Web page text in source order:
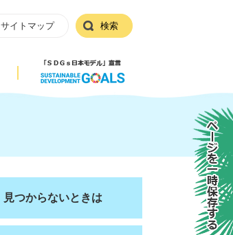
サイトマップ 検索
見つからないときは
ページを一時保存する